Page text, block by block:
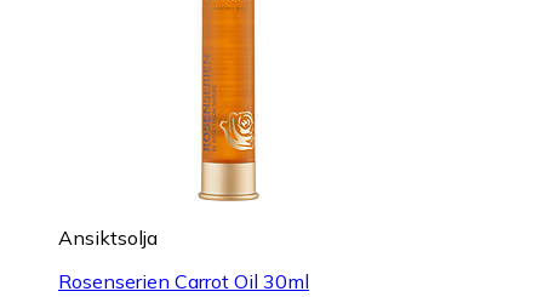
Ansiktsolja
Rosenserien Carrot Oil 30ml